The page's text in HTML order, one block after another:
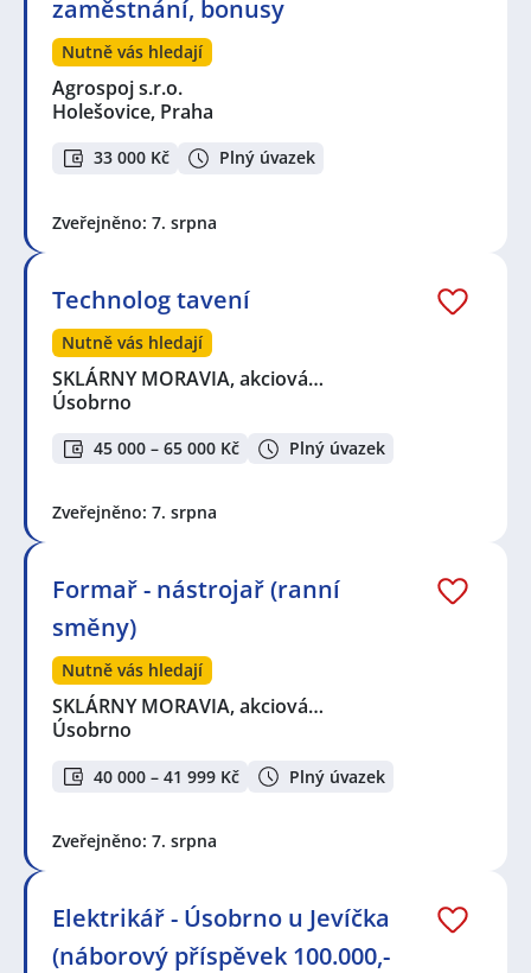
zaměstnání, bonusy
Nutně vás hledají
Agrospoj s.r.o.
Holešovice, Praha
33 000 Kč Plný úvazek
Zveřejněno: 7. srpna
Technolog tavení
Nutně vás hledají
SKLÁRNY MORAVIA, akciová…
Úsobrno
45 000 – 65 000 Kč Plný úvazek
Zveřejněno: 7. srpna
Formař - nástrojař (ranní
směny)
Nutně vás hledají
SKLÁRNY MORAVIA, akciová…
Úsobrno
40 000 – 41 999 Kč Plný úvazek
Zveřejněno: 7. srpna
Elektrikář - Úsobrno u Jevíčka
(náborový příspěvek 100.000,-